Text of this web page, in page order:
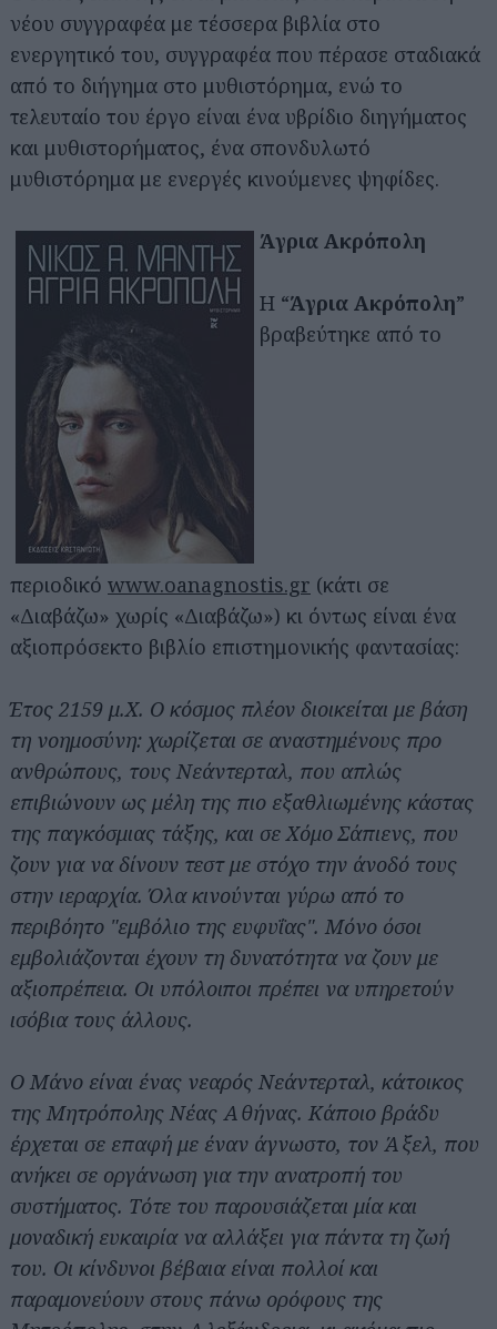
νέου συγγραφέα με τέσσερα βιβλία στο
ενεργητικό του, συγγραφέα που πέρασε σταδιακά
από το διήγημα στο μυθιστόρημα, ενώ το
τελευταίο του έργο είναι ένα υβρίδιο διηγήματος
και μυθιστορήματος, ένα σπονδυλωτό
μυθιστόρημα με ενεργές κινούμενες ψηφίδες.
Άγρια Ακρόπολη
Η “Άγρια Ακρόπολη”
βραβεύτηκε από το
περιοδικό www.oanagnostis.gr (κάτι σε
«Διαβάζω» χωρίς «Διαβάζω») κι όντως είναι ένα
αξιοπρόσεκτο βιβλίο επιστημονικής φαντασίας:
Έτος 2159 μ.Χ. Ο κόσμος πλέον διοικείται με βάση
τη νοημοσύνη: χωρίζεται σε αναστημένους προ
ανθρώπους, τους Νεάντερταλ, που απλώς
επιβιώνουν ως μέλη της πιο εξαθλιωμένης κάστας
της παγκόσμιας τάξης, και σε Χόμο Σάπιενς, που
ζουν για να δίνουν τεστ με στόχο την άνοδό τους
στην ιεραρχία. Όλα κινούνται γύρω από το
περιβόητο "εμβόλιο της ευφυΐας". Μόνο όσοι
εμβολιάζονται έχουν τη δυνατότητα να ζουν με
αξιοπρέπεια. Οι υπόλοιποι πρέπει να υπηρετούν
ισόβια τους άλλους.
Ο Μάνο είναι ένας νεαρός Νεάντερταλ, κάτοικος
της Μητρόπολης Νέας Αθήνας. Κάποιο βράδυ
έρχεται σε επαφή με έναν άγνωστο, τον Άξελ, που
ανήκει σε οργάνωση για την ανατροπή του
συστήματος. Τότε του παρουσιάζεται μία και
μοναδική ευκαιρία να αλλάξει για πάντα τη ζωή
του. Οι κίνδυνοι βέβαια είναι πολλοί και
παραμονεύουν στους πάνω ορόφους της